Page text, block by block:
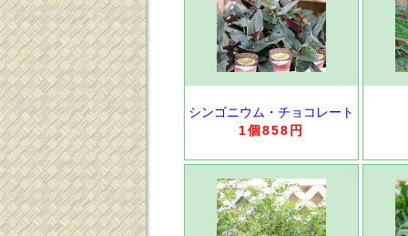
シンゴニウム・チョコレート
1個858円